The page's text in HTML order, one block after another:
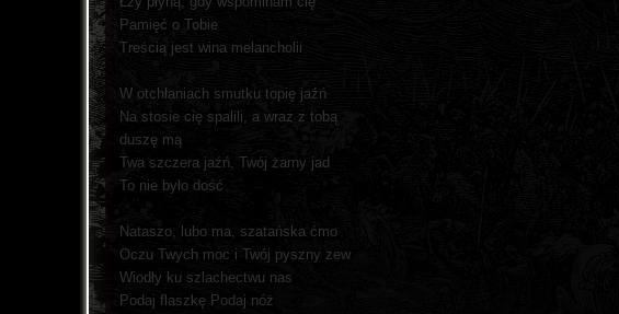
Pamięć o Tobie
Treścią jest wina melancholii
W otchłaniach smutku topię jaźń
Na stosie cię spalili, a wraz z tobą
duszę mą
Twa szczera jaźń, Twój żarny jad
To nie było dość
Nataszo, lubo ma, szatańska ćmo
Oczu Twych moc i Twój pyszny zew
Wiodły ku szlachectwu nas
Podaj flaszkę Podaj nóż